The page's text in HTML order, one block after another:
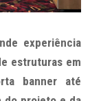
experiência
estruturas em
banner até